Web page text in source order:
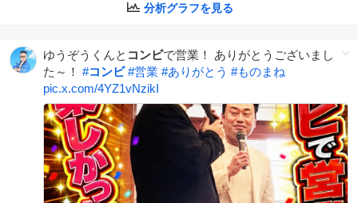
分析グラフを見る
ゆうぞうくんと コンビで営業！ ありがとうございまし
た～！ #コンビ #営業 #ありがとう #ものまね
pic.x.com/4YZ1vNzikI